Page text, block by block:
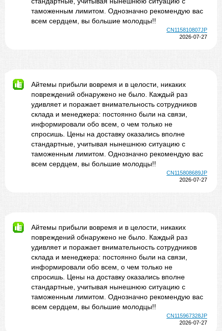
таможенным лимитом. Однозначно рекомендую вас
всем сердцем, вы большие молодцы!!
CN115810807JP
2026-07-27
Айтемы прибыли вовремя и в целости, никаких
повреждений обнаружено не было. Каждый раз
удивляет и поражает внимательность сотрудников
склада и менеджера: постоянно были на связи,
информировали обо всем, о чем только не
спросишь. Цены на доставку оказались вполне
стандартные, учитывая нынешнюю ситуацию с
таможенным лимитом. Однозначно рекомендую вас
всем сердцем, вы большие молодцы!!
CN115808689JP
2026-07-27
Айтемы прибыли вовремя и в целости, никаких
повреждений обнаружено не было. Каждый раз
удивляет и поражает внимательность сотрудников
склада и менеджера: постоянно были на связи,
информировали обо всем, о чем только не
спросишь. Цены на доставку оказались вполне
стандартные, учитывая нынешнюю ситуацию с
таможенным лимитом. Однозначно рекомендую вас
всем сердцем, вы большие молодцы!!
CN115967328JP
2026-07-27